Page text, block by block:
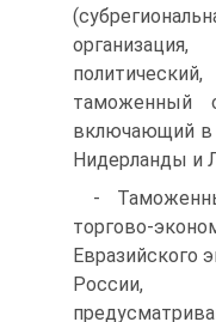
таможенный
включающий в
Нидерланды и
-
торгово-
Евразийского
России,